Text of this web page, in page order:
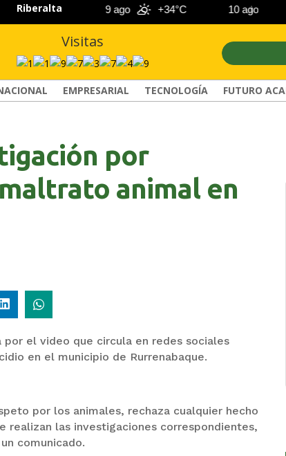
Riberalta
+33°C 9 ago +34°C 10 ago
Visitas
EMPRESARIAL TECNOLOGÍA FUTURO
por
animal en
por el video que circula en redes sociales
en el municipio de Rurrenabaque.
por los animales, rechaza cualquier hecho
realizan las investigaciones correspondientes,
comunicado.